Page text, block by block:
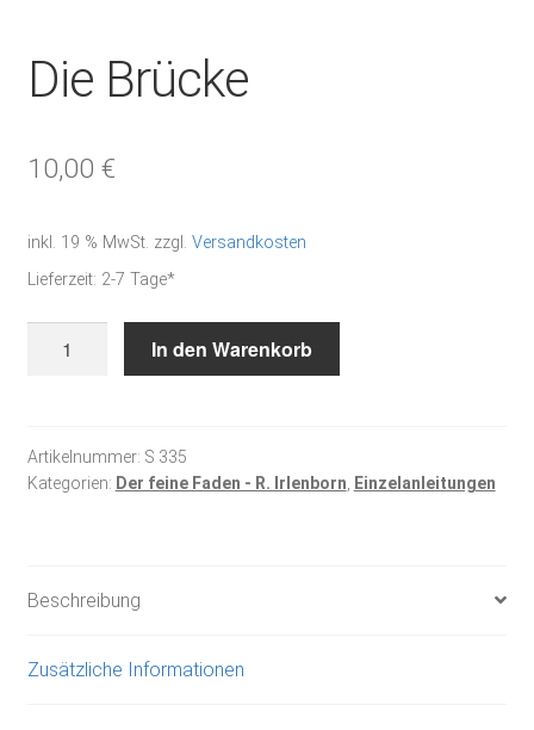
Die Brücke
10,00 €
inkl. 19 % MwSt. zzgl. Versandkosten
Lieferzeit: 2-7 Tage*
In den Warenkorb
Artikelnummer: S 335
Kategorien: Der feine Faden - R. Irlenborn Einzelanleitungen
Beschreibung
Zusätzliche Informationen